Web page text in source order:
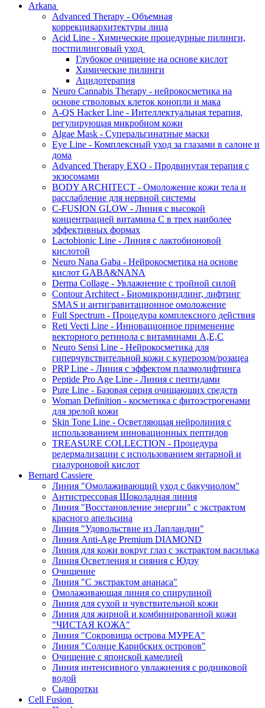
Arkana
Advanced Therapy - Объемная
коррекцияархитектуры лица
Acid Line - Химические процедурные пилинги,
постпилинговый уход
Глубокое очищение на основе кислот
Химические пилинги
Ацидотерапия
Neuro Cannabis Therapy - нейрокосметика на
основе стволовых клеток конопли и мака
A-QS Hacker Line - Интеллектуальная терапия,
регулирующая микробиом кожи
Algae Mask - Суперальгинатные маски
Eye Line - Комплексный уход за глазами в салоне и
дома
Advanced Therapy EXO - Продвинутая терапия с
экзосомами
BODY ARCHITECT - Омоложение кожи тела и
расслабление для нервной системы
C-FUSION GLOW - Линия с высокой
концентрацией витамина C в трех наиболее
эффективных формах
Lactobionic Line - Линия с лактобионовой
кислотой
Neuro Nana Gaba - Нейрокосметика на основе
кислот GABA&NANA
Derma Collage - Увлажнение с тройной силой
Contour Architect - Биомикронидлинг, лифтинг
SMAS и антигравитационное омоложение
Full Spectrum - Процедура комплексного действия
Reti Vecti Line - Инновационное применение
векторного ретинола с витаминами A,Е,С
Neuro Sensi Line - Нейрокосметика для
гиперчувствительной кожи с куперозом/розацеа
PRP Line - Линия с эффектом плазмолифтинга
Peptide Pro Age Line - Линия с пептидами
Pure Line - Базовая серия очищающих средств
Woman Definition - косметика с фитоэстрогенами
для зрелой кожи
Skin Tone Line - Осветляющая нейролиния с
использованием инновационных пептидов
TREASURE COLLECTION - Процедура
редермализации с использованием янтарной и
гиалуроновой кислот
Bernard Cassiere
Линия "Омолаживающий уход с бакучиолом"
Антистрессовая Шоколадная линия
Линия "Восстановление энергии" с экстрактом
красного апельсина
Линия "Удовольствие из Лапландии"
Линия Anti-Age Premium DIAMOND
Линия для кожи вокруг глаз с экстрактом василька
Линия Осветления и сияния с Юдзу
Очищение
Линия "С экстрактом ананаса"
Омолаживающая линия со спирулиной
Линия для сухой и чувствительной кожи
Линия для жирной и комбинированной кожи
"ЧИСТАЯ КОЖА"
Линия "Сокровища острова МУРЕА"
Линия "Солнце Карибских островов"
Очищение с японской камелией
Линия интенсивного увлажнения с родниковой
водой
Сыворотки
Cell Fusion